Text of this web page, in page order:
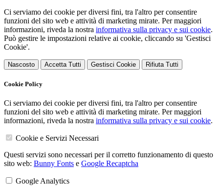
Ci serviamo dei cookie per diversi fini, tra l'altro per consentire
funzioni del sito web e attività di marketing mirate. Per maggiori
informazioni, riveda la nostra informativa sulla privacy e sui cookie.
Può gestire le impostazioni relative ai cookie, cliccando su 'Gestisci
Cookie'.
Nascosto Accetta Tutti Gestisci Cookie Rifiuta Tutti
Cookie Policy
Ci serviamo dei cookie per diversi fini, tra l'altro per consentire
funzioni del sito web e attività di marketing mirate. Per maggiori
informazioni, riveda la nostra informativa sulla privacy e sui cookie.
Cookie e Servizi Necessari
Questi servizi sono necessari per il corretto funzionamento di questo
sito web: Bunny Fonts e Google Recaptcha
Google Analytics